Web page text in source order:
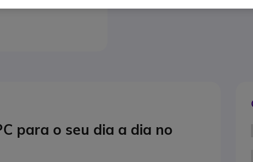
para o seu dia a dia no